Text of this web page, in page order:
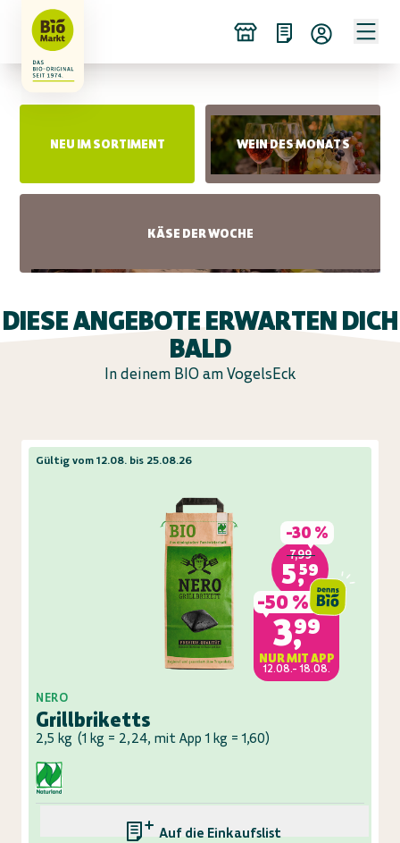
NEU IM SORTIMENT WEIN DES MONATS
KÄSE DER WOCHE
DIESE ANGEBOTE ERWARTEN DICH
BALD
In deinem BIO am VogelsEck
Gültig vom 12.08. bis 25.08.26
-30 %
7,99
5,59
-50 %
3,99
NUR MIT APP
12.08.- 18.08.
NERO
Grillbriketts
2,5 kg (1 kg = 2,24, mit App 1 kg = 1,60)
Auf die Einkaufsliste